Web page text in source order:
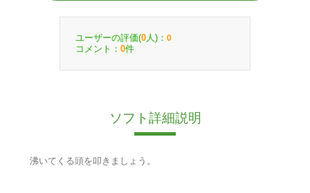
ユーザーの評価(0 人)： 0
コメント： 0件
ソフト詳細説明
沸いてくる頭を叩きましょう。